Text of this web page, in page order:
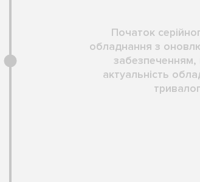
Початок
обладнання з
актуальність